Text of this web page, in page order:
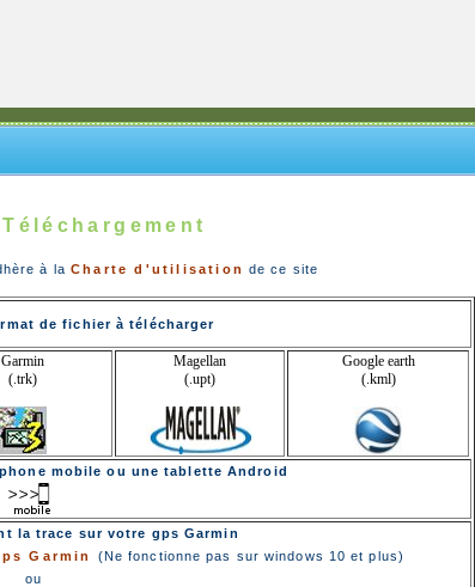
à la Charte d'utilisation de ce site
de fichier à télécharger
Garmin
(.trk)
Magellan
(.upt)
Google earth
(.kml)
mobile ou une tablette Android
la trace sur votre gps Garmin
Garmin (Ne fonctionne pas sur windows 10 et plus)
ou